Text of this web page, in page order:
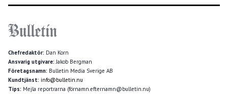
Chefredaktör: Dan Korn
Ansvarig utgivare:Jakob Bergman
Företagsnamn: Bulletin Media Sverige AB
Kundtjänst: info@bulletin.nu
Tips: Mejla reportrarna (förnamn.efternamn@bulletin.nu)